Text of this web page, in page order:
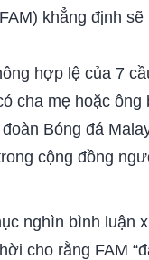
khẳng định
hợp lệ của 7
cha mẹ hoặc
Bóng đá
cộng đồng
nghìn bình
cho rằng FAM